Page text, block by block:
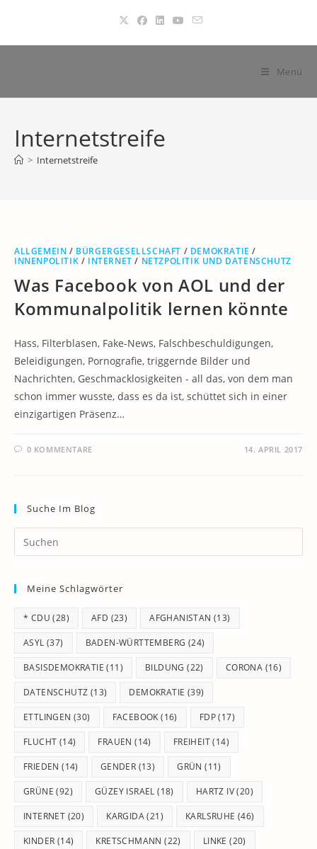
springen
Menü
Internetstreife
> Internetstreife
ALLGEMEIN / BÜRGERGESELLSCHAFT / DEMOKRATIE /
INNENPOLITIK / INTERNET / NETZPOLITIK UND DATENSCHUTZ
Was Facebook von AOL und der
Kommunalpolitik lernen könnte
Hass, Filterblasen, Fake-News, Falschbeschuldigungen,
Beleidigungen, Pornografie, triggernde Bilder und
Nachrichten, Geschmacklosigkeiten - all das, von dem man
schon immer wusste, dass es da ist, schüttet sich in einer
einzigartigen Präsenz…
0 KOMMENTARE 14. APRIL 2017
Suche Im Blog
Meine Schlagwörter
* CDU (28) AFD (23) AFGHANISTAN (13)
ASYL (37) BADEN-WÜRTTEMBERG (24)
BASISDEMOKRATIE (11) BILDUNG (22) CORONA (16)
DATENSCHUTZ (13) DEMOKRATIE (39)
ETTLINGEN (30) FACEBOOK (16) FDP(17)
FLUCHT (14) FRAUEN (14) FREIHEIT(14)
FRIEDEN (14) GENDER (13) GRÜN (11)
GRÜNE (92) GÜZEY ISRAEL (18) HARTZ IV(20)
INTERNET (20) KARGIDA(21) KARLSRUHE (46)
KINDER (14) KRETSCHMANN (22) LINKE (20)